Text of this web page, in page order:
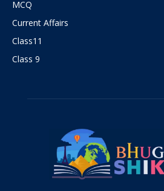
MCQ
Current Affairs
Class11
Class 9